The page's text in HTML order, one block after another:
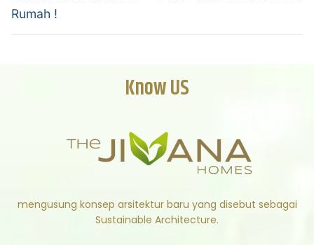
Rumah !
Know US
mengusung konsep arsitektur baru yang disebut sebagai
Sustainable Architecture.